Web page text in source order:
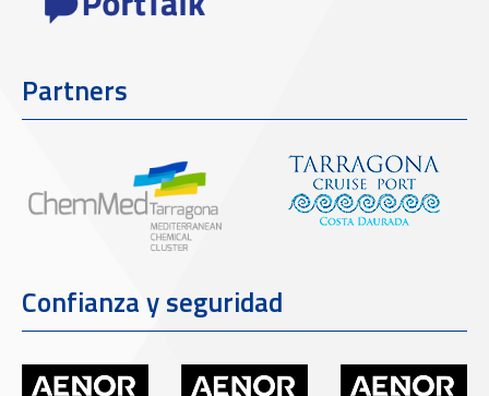
Partners
Confianza y seguridad